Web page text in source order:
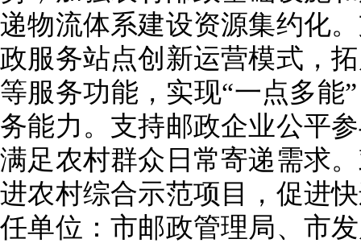
递物流体系建设资源集约化
政服务站点创新运营模式，
等服务功能，实现“一点多能
务能力。支持邮政企业公平
满足农村群众日常寄递需求
进农村综合示范项目，促进
任单位：市邮政管理局、市